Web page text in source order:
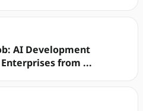
AI Development
from ...